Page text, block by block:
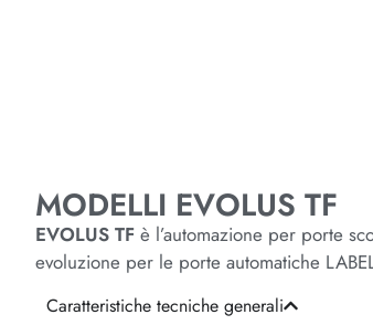
MODELLI EVOLUS TF
EVOLUS TF è l’automazione per porte
evoluzione per le porte automatiche
Caratteristiche tecniche generali